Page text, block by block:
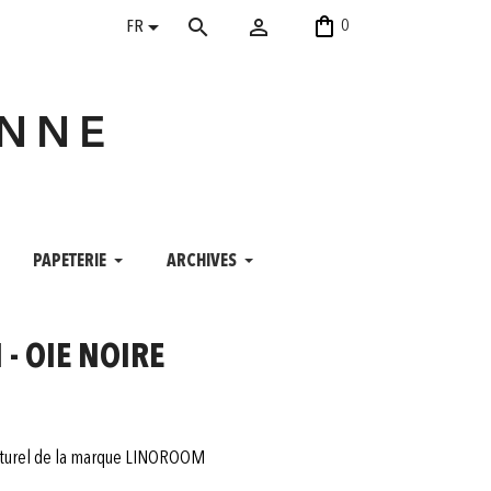
FR search  shopping_bag 0
PAPETERIE ARCHIVES
OIE NOIRE
de la marque LINOROOM